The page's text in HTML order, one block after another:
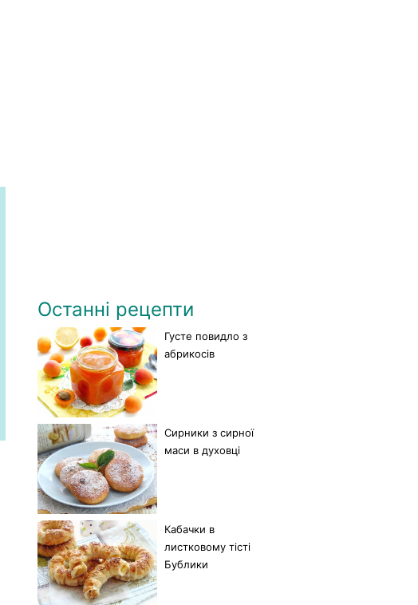
Останні рецепти
Густе повидло з
абрикосів
Сирники з сирної
маси в духовці
Кабачки в
листковому тісті
Бублики